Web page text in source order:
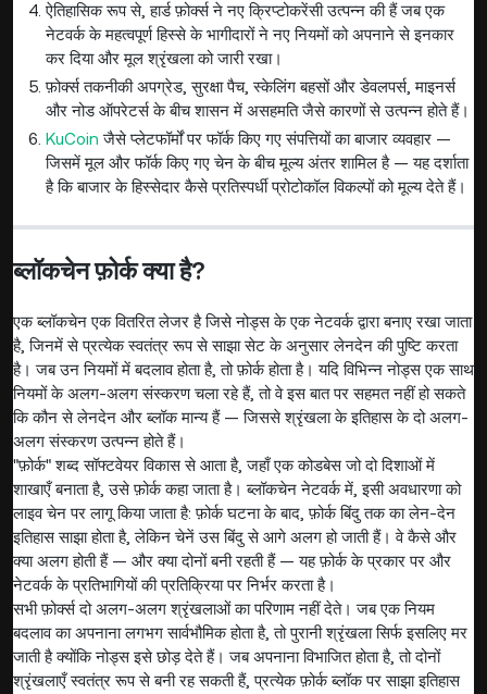
ऐतिहासिक रूप से, हार्ड फ़ोर्क्स ने नए क्रिप्टोकरेंसी उत्पन्न की हैं जब एक
नेटवर्क के महत्वपूर्ण हिस्से के भागीदारों ने नए नियमों को अपनाने से इनकार
कर दिया और मूल श्रृंखला को जारी रखा।
फ़ोर्क्स तकनीकी अपग्रेड, सुरक्षा पैच, स्केलिंग बहसों और डेवलपर्स, माइनर्स
और नोड ऑपरेटर्स के बीच शासन में असहमति जैसे कारणों से उत्पन्न होते हैं।
KuCoin जैसे प्लेटफॉर्मों पर फॉर्क किए गए संपत्तियों का बाजार व्यवहार —
जिसमें मूल और फॉर्क किए गए चेन के बीच मूल्य अंतर शामिल है — यह दर्शाता
है कि बाजार के हिस्सेदार कैसे प्रतिस्पर्धी प्रोटोकॉल विकल्पों को मूल्य देते हैं।
ब्लॉकचेन फ़ोर्क क्या है?
एक ब्लॉकचेन एक वितरित लेजर है जिसे नोड्स के एक नेटवर्क द्वारा बनाए रखा जाता
है, जिनमें से प्रत्येक स्वतंत्र रूप से साझा सेट के अनुसार लेनदेन की पुष्टि करता
है। जब उन नियमों में बदलाव होता है, तो फ़ोर्क होता है। यदि विभिन्न नोड्स एक साथ
नियमों के अलग-अलग संस्करण चला रहे हैं, तो वे इस बात पर सहमत नहीं हो सकते
कि कौन से लेनदेन और ब्लॉक मान्य हैं — जिससे श्रृंखला के इतिहास के दो अलग-
अलग संस्करण उत्पन्न होते हैं।
"फ़ोर्क" शब्द सॉफ्टवेयर विकास से आता है, जहाँ एक कोडबेस जो दो दिशाओं में
शाखाएँ बनाता है, उसे फ़ोर्क कहा जाता है। ब्लॉकचेन नेटवर्क में, इसी अवधारणा को
लाइव चेन पर लागू किया जाता है: फ़ोर्क घटना के बाद, फ़ोर्क बिंदु तक का लेन-देन
इतिहास साझा होता है, लेकिन चेनें उस बिंदु से आगे अलग हो जाती हैं। वे कैसे और
क्या अलग होती हैं — और क्या दोनों बनी रहती हैं — यह फ़ोर्क के प्रकार पर और
नेटवर्क के प्रतिभागियों की प्रतिक्रिया पर निर्भर करता है।
सभी फ़ोर्क्स दो अलग-अलग श्रृंखलाओं का परिणाम नहीं देते। जब एक नियम
बदलाव का अपनाना लगभग सार्वभौमिक होता है, तो पुरानी श्रृंखला सिर्फ इसलिए मर
जाती है क्योंकि नोड्स इसे छोड़ देते हैं। जब अपनाना विभाजित होता है, तो दोनों
श्रृंखलाएँ स्वतंत्र रूप से बनी रह सकती हैं, प्रत्येक फ़ोर्क ब्लॉक पर साझा इतिहास